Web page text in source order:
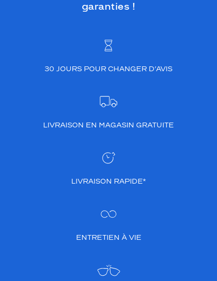
garanties !
30 JOURS POUR CHANGER D’AVIS
LIVRAISON EN MAGASIN GRATUITE
LIVRAISON RAPIDE*
ENTRETIEN À VIE